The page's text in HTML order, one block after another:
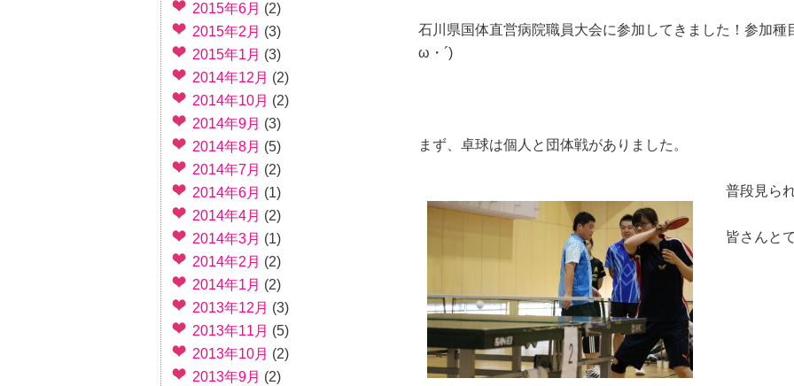
石川県国体直営病院職員大会に参加してきました！参加種
ω・´)
まず、卓球は個人と団体戦がありました。
普段見ら
皆さんと
2015年6月 (2)
2015年2月 (3)
2015年1月 (3)
2014年12月 (2)
2014年10月 (2)
2014年9月 (3)
2014年8月 (5)
2014年7月 (2)
2014年6月 (1)
2014年4月 (2)
2014年3月 (1)
2014年2月 (2)
2014年1月 (2)
2013年12月 (3)
2013年11月 (5)
2013年10月 (2)
2013年9月 (2)